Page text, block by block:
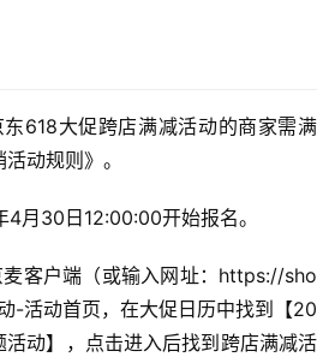
618大促跨店满减活动的商家需满
动规则》。
4月30日12:00:00开始报名。
麦客户端（或输入网址：https://sho
-活动首页，在大促日历中找到【20
动】，点击进入后找到跨店满减活